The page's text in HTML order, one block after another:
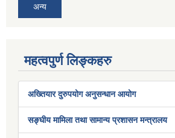
अन्य
महत्वपुर्ण लिङ्कहरु
अख्तियार दुरुपयोग अनुसन्धान आयोग
सङ्घीय मामिला तथा सामान्य प्रशासन मन्त्रालय